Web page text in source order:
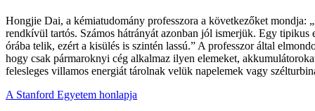
Hongjie Dai, a kémiatudomány professzora a következőket mondja:
rendkívül tartós. Számos hátrányát azonban jól ismerjük. Egy tipikus
órába telik, ezért a kisülés is szintén lassú.” A professzor által
hogy csak pármaroknyi cég alkalmaz ilyen elemeket,
felesleges villamos energiát tárolnak velük napelemek vagy
A Stanford Egyetem honlapja